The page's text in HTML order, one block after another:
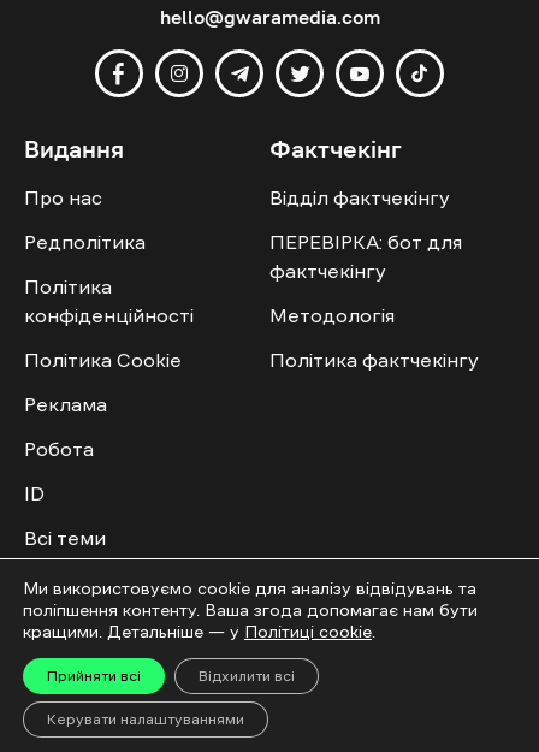
hello@gwaramedia.com
Видання
Про нас
Редполітика
Політика
конфіденційності
Політика Cookie
Реклама
Робота
ID
Всі теми
Публічний договір
Фактчекінг
Відділ фактчекінгу
ПЕРЕВІРКА: бот для
фактчекінгу
Методологія
Політика фактчекінгу
Мультимедіа
Відео
Фото
Спільнота
Приєднатись
Ми використовуємо cookie для аналізу відвідувань та
поліпшення контенту. Ваша згода допомагає нам бути
кращими. Детальніше — у Політиці cookie
Прийняти всі Відхилити всі
Керувати налаштуваннями